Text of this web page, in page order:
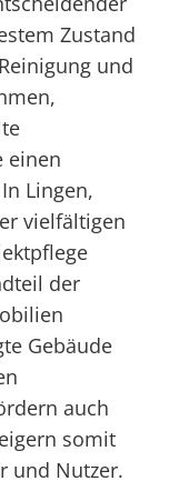
Zustand
und
einen
Lingen,
vielfältigen
der
Gebäude
auch
somit
und Nutzer.